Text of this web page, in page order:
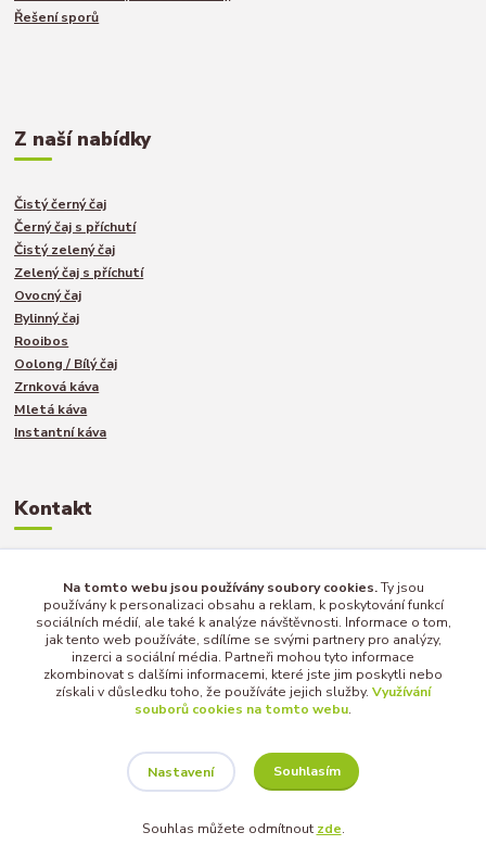
Řešení sporů
Z naší nabídky
Čistý černý čaj
Černý čaj s příchutí
Čistý zelený čaj
Zelený čaj s příchutí
Ovocný čaj
Bylinný čaj
Rooibos
Oolong / Bílý čaj
Zrnková káva
Mletá káva
Instantní káva
Kontakt
Jakub Turek
+420 735 040 893
info@afternoon-tea.cz
Vytvořeno na
Eshop-rychle.cz
Na tomto webu jsou používány soubory cookies.Ty jsou
používány k personalizaci obsahu a reklam, k poskytování funkcí
sociálních médií, ale také k analýze návštěvnosti. Informace o tom,
jak tento web používáte, sdílíme se svými partnery pro analýzy,
inzerci a sociální média. Partneři mohou tyto informace
zkombinovat s dalšími informacemi, které jste jim poskytli nebo
získali v důsledku toho, že používáte jejich služby. Využívání
souborů cookies na tomto webu.
Nastavení Souhlasím
Souhlas můžete odmítnout zde.